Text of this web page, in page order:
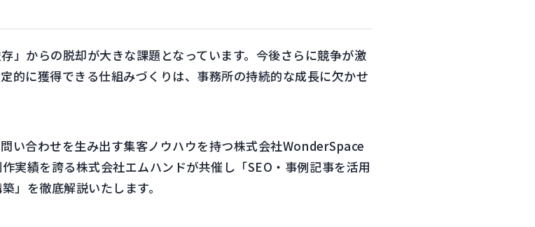
」からの脱却が大きな課題となっています。今後さらに競争が激
的に獲得できる仕組みづくりは、事務所の持続的な成長に欠かせ
い合わせを生み出す集客ノウハウを持つ株式会社WonderSpace
実績を誇る株式会社エムハンドが共催し「SEO・事例記事を活用
」を徹底解説いたします。